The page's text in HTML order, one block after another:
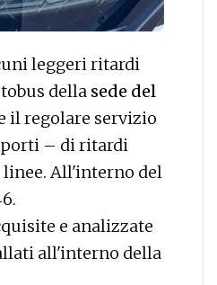
leggeri ritardi
della sede del
il regolare servizio
– di ritardi
All'interno del
e analizzate
all'interno della